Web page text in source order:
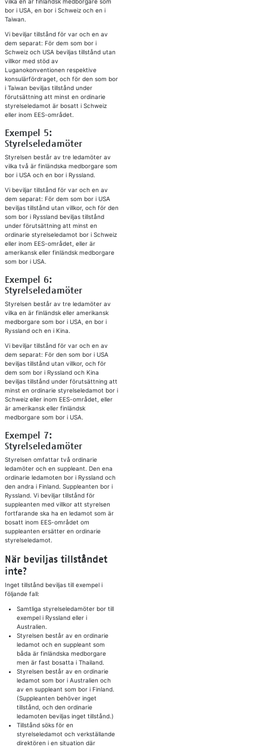
bor i USA, en bor i Schweiz och en i
Taiwan.
Vi beviljar tillstånd för var och en av
dem separat: För dem som bor i
Schweiz och USA beviljas tillstånd utan
villkor med stöd av
Luganokonventionen respektive
konsulärfördraget, och för den som bor
i Taiwan beviljas tillstånd under
förutsättning att minst en ordinarie
styrelseledamot är bosatt i Schweiz
eller inom EES-området.
Exempel 5:
Styrelseledamöter
Styrelsen består av tre ledamöter av
vilka två är finländska medborgare som
bor i USA och en bor i Ryssland.
Vi beviljar tillstånd för var och en av
dem separat: För dem som bor i USA
beviljas tillstånd utan villkor, och för den
som bor i Ryssland beviljas tillstånd
under förutsättning att minst en
ordinarie styrelseledamot bor i Schweiz
eller inom EES-området, eller är
amerikansk eller finländsk medborgare
som bor i USA.
Exempel 6:
Styrelseledamöter
Styrelsen består av tre ledamöter av
vilka en är finländsk eller amerikansk
medborgare som bor i USA, en bor i
Ryssland och en i Kina.
Vi beviljar tillstånd för var och en av
dem separat: För den som bor i USA
beviljas tillstånd utan villkor, och för
dem som bor i Ryssland och Kina
beviljas tillstånd under förutsättning att
minst en ordinarie styrelseledamot bor i
Schweiz eller inom EES-området, eller
är amerikansk eller finländsk
medborgare som bor i USA.
Exempel 7:
Styrelseledamöter
Styrelsen omfattar två ordinarie
ledamöter och en suppleant. Den ena
ordinarie ledamoten bor i Ryssland och
den andra i Finland. Suppleanten bor i
Ryssland. Vi beviljar tillstånd för
suppleanten med villkor att styrelsen
fortfarande ska ha en ledamot som är
bosatt inom EES-området om
suppleanten ersätter en ordinarie
styrelseledamot.
När beviljas tillståndet
inte?
Inget tillstånd beviljas till exempel i
följande fall:
Samtliga styrelseledamöter bor till
exempel i Ryssland eller i
Australien.
Styrelsen består av en ordinarie
ledamot och en suppleant som
båda är finländska medborgare
men är fast bosatta i Thailand.
Styrelsen består av en ordinarie
ledamot som bor i Australien och
av en suppleant som bor i Finland.
(Suppleanten behöver inget
tillstånd, och den ordinarie
ledamoten beviljas inget tillstånd.)
Tillstånd söks för en
styrelseledamot och verkställande
direktören i en situation där